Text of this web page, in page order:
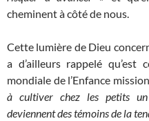
cheminent à côté de nous.
Cette lumière de Dieu
a d’ailleurs rappelé qu’est
mondiale de l’Enfance
à cultiver chez les petits un
deviennent des témoins de la